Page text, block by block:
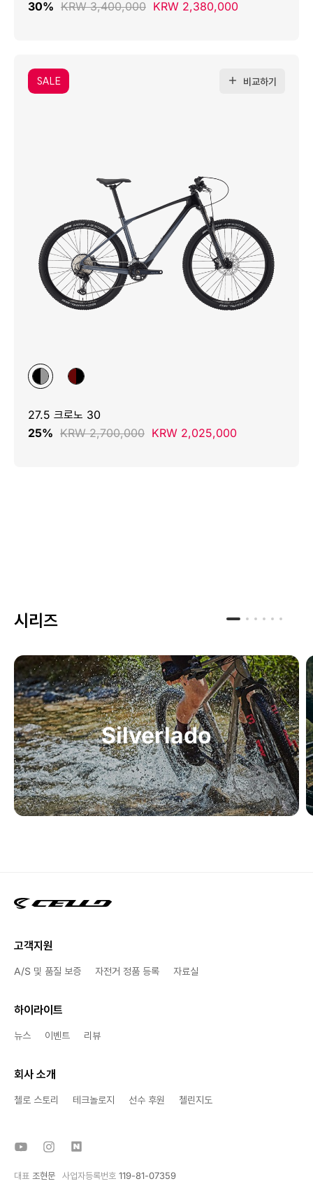
30% KRW 3,400,000 KRW 2,380,000
SALE 비교하기
27.5 크로노 30
25% KRW 2,700,000 KRW 2,025,000
시리즈
Silverlado
고객지원
A/S 및 품질 보증 자전거 정품 등록 자료실
하이라이트
뉴스 이벤트 리뷰
회사 소개
첼로 스토리 테크놀로지 선수 후원 첼린지도
대표 조현문 사업자등록번호 119-81-07359